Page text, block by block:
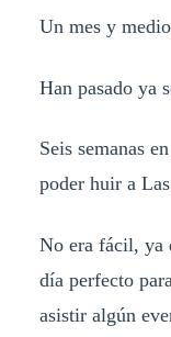
Un mes y
Han pasado ya
Seis semanas
poder huir a
No era fácil, ya
día perfecto
asistir algún